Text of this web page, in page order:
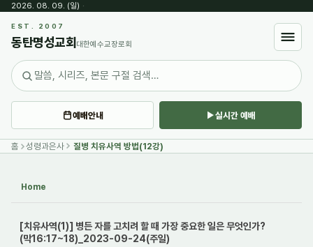
2026. 08. 09. (일) ·
EST. 2007
동탄명성교회 대한예수교장로회
예배안내 실시간 예배
홈 성령과은사 질병 치유사역 방법(12강)
Home
[치유사역(1)] 병든 자를 고치려 할 때 가장 중요한 일은 무엇인가?
(막16:17~18)_2023-09-24(주일)
Sketchbook5, 스케치북5
Sketchbook5, 스케치북5